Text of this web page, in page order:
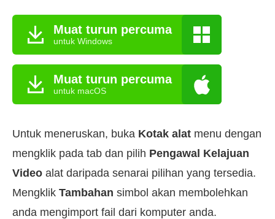
Muat turun percuma
untuk Windows
Muat turun percuma
untuk macOS
Untuk meneruskan, buka Kotak alat menu dengan
mengklik pada tab dan pilih Pengawal Kelajuan
Video alat daripada senarai pilihan yang tersedia.
Mengklik Tambahan simbol akan membolehkan
anda mengimport fail dari komputer anda.